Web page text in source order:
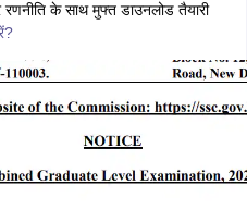
के साथ मुफ्त डाउनलोड तैयारी